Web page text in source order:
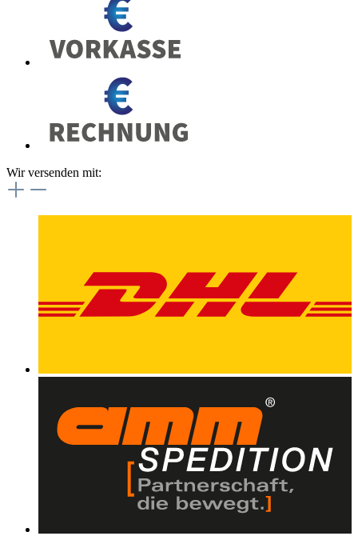
Wir versenden mit: